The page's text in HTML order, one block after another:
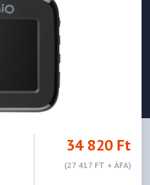
34 820 Ft
(27 417 FT + ÁFA)